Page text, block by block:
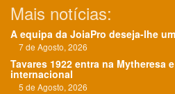
Mais notícias:
A equipa da JoiaPro deseja-lhe
7 de Agosto, 2026
Tavares 1922 entra na Mytheresa
internacional
5 de Agosto, 2026